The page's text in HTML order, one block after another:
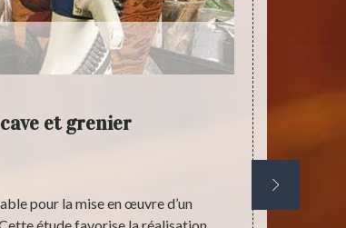
et grenier
pour la mise en œuvre d’un